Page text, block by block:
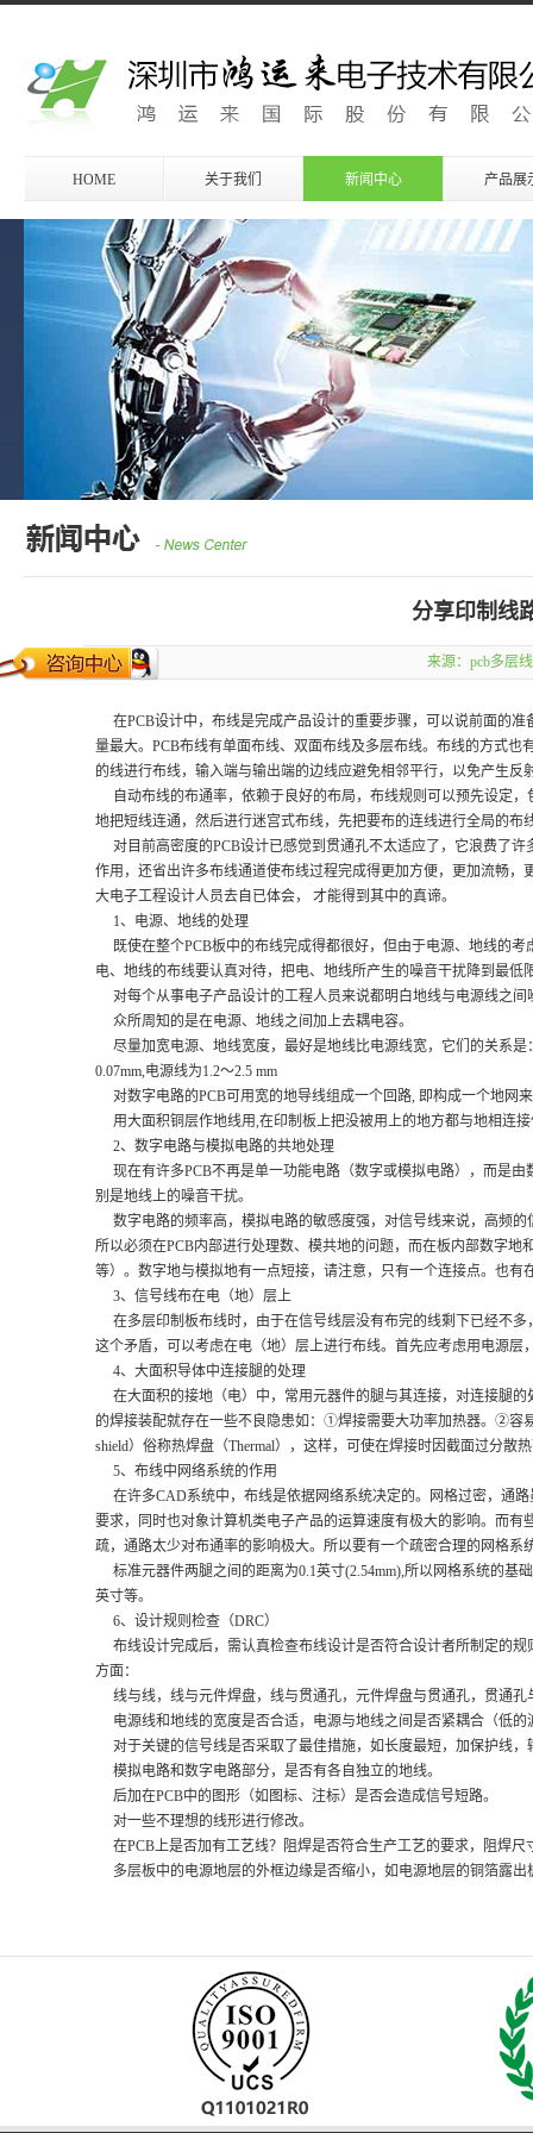
HOME 关于我们 新闻中心 产品展
分享印制线
来源： pcb多层
在PCB设计中，布线是完成产品设计的重要步骤，可以说前面的
量最大。PCB布线有单面布线、双面布线及多层布线。布线的方式
的线进行布线，输入端与输出端的边线应避免相邻平行，以免产生
自动布线的布通率，依赖于良好的布局，布线规则可以预先设定
地把短线连通，然后进行迷宫式布线，先把要布的连线进行全局的
对目前高密度的PCB设计已感觉到贯通孔不太适应了，它浪费了
作用，还省出许多布线通道使布线过程完成得更加方便，更加流畅
大电子工程设计人员去自已体会， 才能得到其中的真谛。
1、电源、地线的处理
既使在整个PCB板中的布线完成得都很好，但由于电源、地线的
电、地线的布线要认真对待，把电、地线所产生的噪音干扰降到最低
对每个从事电子产品设计的工程人员来说都明白地线与电源线之
众所周知的是在电源、地线之间加上去耦电容。
尽量加宽电源、地线宽度，最好是地线比电源线宽，它们的关系是
0.07mm,电源线为1.2～2.5 mm
对数字电路的PCB可用宽的地导线组成一个回路, 即构成一个地网
用大面积铜层作地线用,在印制板上把没被用上的地方都与地相连
2、数字电路与模拟电路的共地处理
现在有许多PCB不再是单一功能电路（数字或模拟电路），而是
别是地线上的噪音干扰。
数字电路的频率高，模拟电路的敏感度强，对信号线来说，高频
所以必须在PCB内部进行处理数、模共地的问题，而在板内部数字
等）。数字地与模拟地有一点短接，请注意，只有一个连接点。也有
3、信号线布在电（地）层上
在多层印制板布线时，由于在信号线层没有布完的线剩下已经不
这个矛盾，可以考虑在电（地）层上进行布线。首先应考虑用电源
4、大面积导体中连接腿的处理
在大面积的接地（电）中，常用元器件的腿与其连接，对连接腿
的焊接装配就存在一些不良隐患如：①焊接需要大功率加热器。②容
shield）俗称热焊盘（Thermal），这样，可使在焊接时因截面过分
5、布线中网络系统的作用
在许多CAD系统中，布线是依据网络系统决定的。网格过密，通
要求，同时也对象计算机类电子产品的运算速度有极大的影响。而
疏，通路太少对布通率的影响极大。所以要有一个疏密合理的网格系
标准元器件两腿之间的距离为0.1英寸(2.54mm),所以网格系统的基
英寸等。
6、设计规则检查（DRC）
布线设计完成后，需认真检查布线设计是否符合设计者所制定的
方面：
线与线，线与元件焊盘，线与贯通孔，元件焊盘与贯通孔，贯通
电源线和地线的宽度是否合适，电源与地线之间是否紧耦合（低的
对于关键的信号线是否采取了最佳措施，如长度最短，加保护线，
模拟电路和数字电路部分，是否有各自独立的地线。
后加在PCB中的图形（如图标、注标）是否会造成信号短路。
对一些不理想的线形进行修改。
在PCB上是否加有工艺线？阻焊是否符合生产工艺的要求，阻焊
多层板中的电源地层的外框边缘是否缩小，如电源地层的铜箔露出